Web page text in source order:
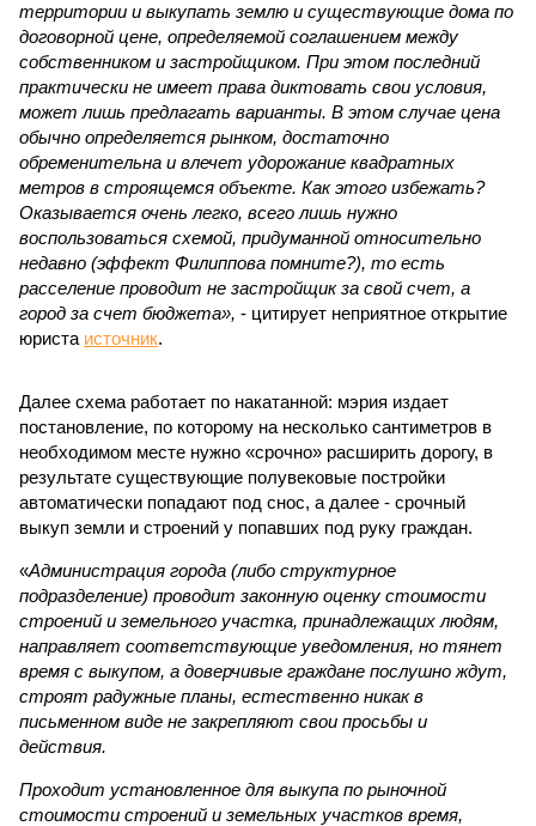
территории и выкупать землю и существующие дома по
договорной цене, определяемой соглашением между
собственником и застройщиком. При этом последний
практически не имеет права диктовать свои условия,
может лишь предлагать варианты. В этом случае цена
обычно определяется рынком, достаточно
обременительна и влечет удорожание квадратных
метров в строящемся объекте. Как этого избежать?
Оказывается очень легко, всего лишь нужно
воспользоваться схемой, придуманной относительно
недавно (эффект Филиппова помните?), то есть
расселение проводит не застройщик за свой счет, а
город за счет бюджета», - цитирует неприятное открытие
юриста источник.
Далее схема работает по накатанной: мэрия издает
постановление, по которому на несколько сантиметров в
необходимом месте нужно «срочно» расширить дорогу, в
результате существующие полувековые постройки
автоматически попадают под снос, а далее - срочный
выкуп земли и строений у попавших под руку граждан.
«Администрация города (либо структурное
подразделение) проводит законную оценку стоимости
строений и земельного участка, принадлежащих людям,
направляет соответствующие уведомления, но тянет
время с выкупом, а доверчивые граждане послушно ждут,
строят радужные планы, естественно никак в
письменном виде не закрепляют свои просьбы и
действия.
Проходит установленное для выкупа по рыночной
стоимости строений и земельных участков время,